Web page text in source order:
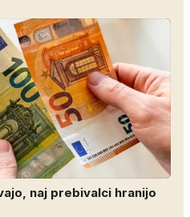
naj prebivalci hranijo